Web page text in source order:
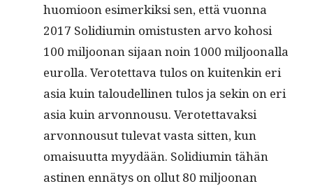
huomioon esimerkik­si sen, että vuon­na
2017 Solid­i­u­min omis­tusten arvo kohosi
100 miljoo­nan sijaan noin 1000 miljoon­al­la
eurol­la. Verotet­ta­va tulos on kuitenkin eri
asia kuin taloudelli­nen tulos ja sekin on eri
asia kuin arvon­nousu. Verotet­tavak­si
arvon­nousut tule­vat vas­ta sit­ten, kun
omaisu­ut­ta myy­dään. Solid­i­u­min tähän
asti­nen ennä­tys on ollut 80 miljoo­nan